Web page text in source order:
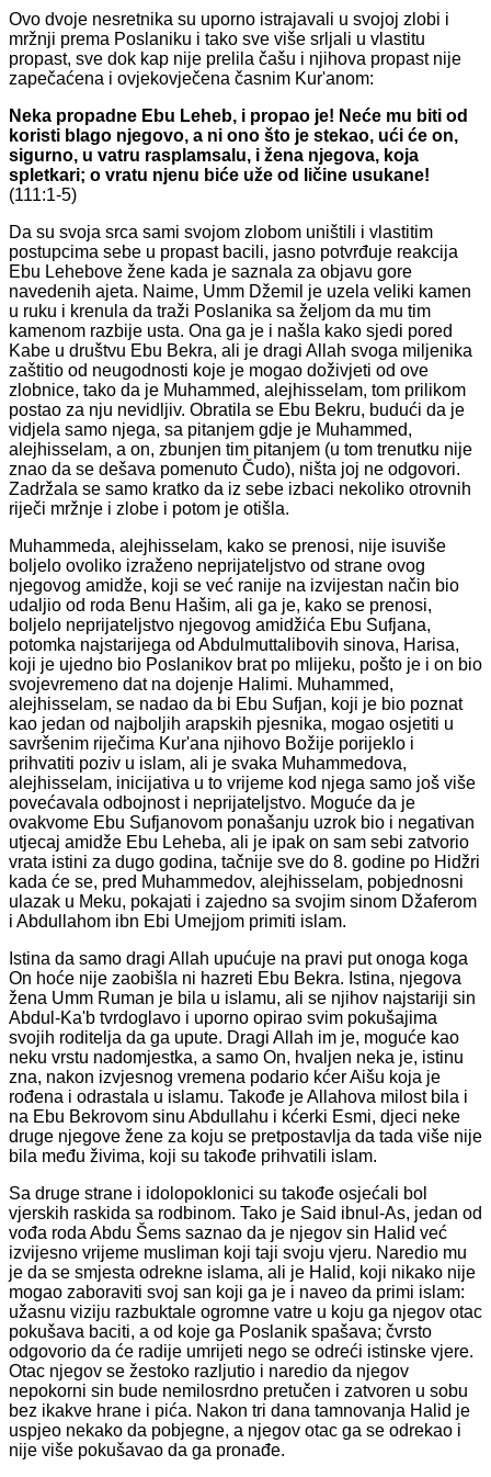
Ovo dvoje nesretnika su uporno istrajavali u svojoj zlobi i
mržnji prema Poslaniku i tako sve više srljali u vlastitu
propast, sve dok kap nije prelila čašu i njihova propast nije
zapečaćena i ovjekovječena časnim Kur'anom:
Neka propadne Ebu Leheb, i propao je! Neće mu biti od
koristi blago njegovo, a ni ono što je stekao, ući će on,
sigurno, u vatru rasplamsalu, i žena njegova, koja
spletkari; o vratu njenu biće uže od ličine usukane!
(111:1-5)
Da su svoja srca sami svojom zlobom uništili i vlastitim
postupcima sebe u propast bacili, jasno potvrđuje reakcija
Ebu Lehebove žene kada je saznala za objavu gore
navedenih ajeta. Naime, Umm Džemil je uzela veliki kamen
u ruku i krenula da traži Poslanika sa željom da mu tim
kamenom razbije usta. Ona ga je i našla kako sjedi pored
Kabe u društvu Ebu Bekra, ali je dragi Allah svoga miljenika
zaštitio od neugodnosti koje je mogao doživjeti od ove
zlobnice, tako da je Muhammed, alejhisselam, tom prilikom
postao za nju nevidljiv. Obratila se Ebu Bekru, budući da je
vidjela samo njega, sa pitanjem gdje je Muhammed,
alejhisselam, a on, zbunjen tim pitanjem (u tom trenutku nije
znao da se dešava pomenuto Čudo), ništa joj ne odgovori.
Zadržala se samo kratko da iz sebe izbaci nekoliko otrovnih
riječi mržnje i zlobe i potom je otišla.
Muhammeda, alejhisselam, kako se prenosi, nije isuviše
boljelo ovoliko izraženo neprijateljstvo od strane ovog
njegovog amidže, koji se već ranije na izvijestan način bio
udaljio od roda Benu Hašim, ali ga je, kako se prenosi,
boljelo neprijateljstvo njegovog amidžića Ebu Sufjana,
potomka najstarijega od Abdulmuttalibovih sinova, Harisa,
koji je ujedno bio Poslanikov brat po mlijeku, pošto je i on bio
svojevremeno dat na dojenje Halimi. Muhammed,
alejhisselam, se nadao da bi Ebu Sufjan, koji je bio poznat
kao jedan od najboljih arapskih pjesnika, mogao osjetiti u
savršenim riječima Kur'ana njihovo Božije porijeklo i
prihvatiti poziv u islam, ali je svaka Muhammedova,
alejhisselam, inicijativa u to vrijeme kod njega samo još više
povećavala odbojnost i neprijateljstvo. Moguće da je
ovakvome Ebu Sufjanovom ponašanju uzrok bio i negativan
utjecaj amidže Ebu Leheba, ali je ipak on sam sebi zatvorio
vrata istini za dugo godina, tačnije sve do 8. godine po Hidžri
kada će se, pred Muhammedov, alejhisselam, pobjednosni
ulazak u Meku, pokajati i zajedno sa svojim sinom Džaferom
i Abdullahom ibn Ebi Umejjom primiti islam.
Istina da samo dragi Allah upućuje na pravi put onoga koga
On hoće nije zaobišla ni hazreti Ebu Bekra. Istina, njegova
žena Umm Ruman je bila u islamu, ali se njihov najstariji sin
Abdul-Ka'b tvrdoglavo i uporno opirao svim pokušajima
svojih roditelja da ga upute. Dragi Allah im je, moguće kao
neku vrstu nadomjestka, a samo On, hvaljen neka je, istinu
zna, nakon izvjesnog vremena podario kćer Aišu koja je
rođena i odrastala u islamu. Takođe je Allahova milost bila i
na Ebu Bekrovom sinu Abdullahu i kćerki Esmi, djeci neke
druge njegove žene za koju se pretpostavlja da tada više nije
bila među živima, koji su takođe prihvatili islam.
Sa druge strane i idolopoklonici su takođe osjećali bol
vjerskih raskida sa rodbinom. Tako je Said ibnul-As, jedan od
vođa roda Abdu Šems saznao da je njegov sin Halid već
izvijesno vrijeme musliman koji taji svoju vjeru. Naredio mu
je da se smjesta odrekne islama, ali je Halid, koji nikako nije
mogao zaboraviti svoj san koji ga je i naveo da primi islam:
užasnu viziju razbuktale ogromne vatre u koju ga njegov otac
pokušava baciti, a od koje ga Poslanik spašava; čvrsto
odgovorio da će radije umrijeti nego se odreći istinske vjere.
Otac njegov se žestoko razljutio i naredio da njegov
nepokorni sin bude nemilosrdno pretučen i zatvoren u sobu
bez ikakve hrane i pića. Nakon tri dana tamnovanja Halid je
uspjeo nekako da pobjegne, a njegov otac ga se odrekao i
nije više pokušavao da ga pronađe.